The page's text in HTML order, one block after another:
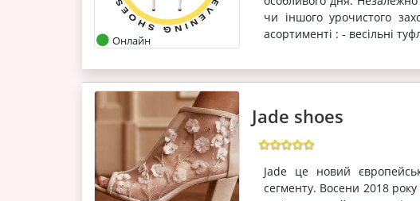
Онлайн
чи іншого урочистого
асортименті : - весільні
Jade shoes
Jade це новий
сегменту. Восени 2018